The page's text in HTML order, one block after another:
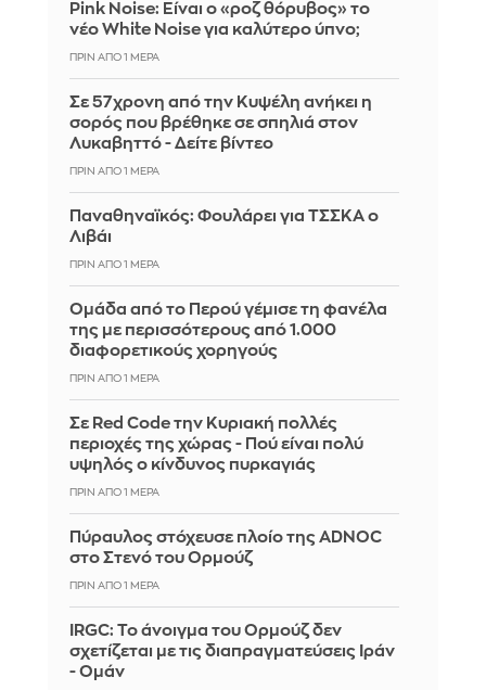
Pink Noise: Είναι ο «ροζ θόρυβος» το
νέο White Noise για καλύτερο ύπνο;
ΠΡΙΝ ΑΠΌ 1 ΜΈΡΑ
Σε 57χρονη από την Κυψέλη ανήκει η
σορός που βρέθηκε σε σπηλιά στον
Λυκαβηττό - Δείτε βίντεο
ΠΡΙΝ ΑΠΌ 1 ΜΈΡΑ
Παναθηναϊκός: Φουλάρει για ΤΣΣΚΑ ο
Λιβάι
ΠΡΙΝ ΑΠΌ 1 ΜΈΡΑ
Ομάδα από το Περού γέμισε τη φανέλα
της με περισσότερους από 1.000
διαφορετικούς χορηγούς
ΠΡΙΝ ΑΠΌ 1 ΜΈΡΑ
Σε Red Code την Κυριακή πολλές
περιοχές της χώρας - Πού είναι πολύ
υψηλός ο κίνδυνος πυρκαγιάς
ΠΡΙΝ ΑΠΌ 1 ΜΈΡΑ
Πύραυλος στόχευσε πλοίο της ADNOC
στο Στενό του Ορμούζ
ΠΡΙΝ ΑΠΌ 1 ΜΈΡΑ
IRGC: Το άνοιγμα του Ορμούζ δεν
σχετίζεται με τις διαπραγματεύσεις Ιράν
- Ομάν